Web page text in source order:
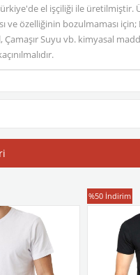
el işçiliği ile üretilmiştir.
ve özelliğinin bozulmaması için;
Çamaşır Suyu vb. kimyasal
T-Shirt
%50 İndirim